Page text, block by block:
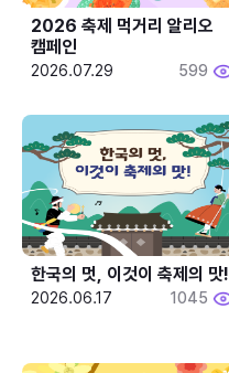
2026 축제 먹거리 알리오
캠페인
2026.07.29 599
한국의 멋, 이것이 축제의 맛!
2026.06.17 1045